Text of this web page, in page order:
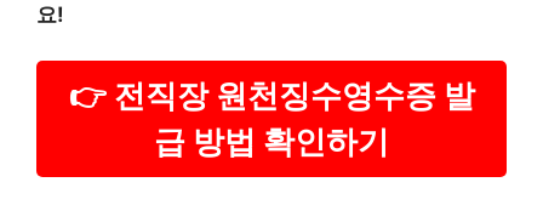
요!
👉 전직장 원천징수영수증 발
급 방법 확인하기